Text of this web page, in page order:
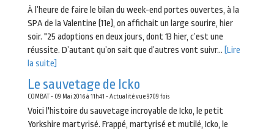
À l’heure de faire le bilan du week-end portes ouvertes, à la
SPA de la Valentine (11e), on affichait un large sourire, hier
soir. "25 adoptions en deux jours, dont 13 hier, c’est une
réussite. D’autant qu’on sait que d’autres vont suivr... [Lire
la suite]
Le sauvetage de Icko
COMBAT - 09 Mai 2016 à 11h41 - Actualité vue 9709 fois
Voici l'histoire du sauvetage incroyable de Icko, le petit
Yorkshire martyrisé. Frappé, martyrisé et mutilé, Icko, le